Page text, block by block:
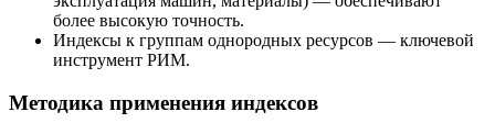
более высокую точность.
Индексы к группам однородных ресурсов — ключевой
инструмент РИМ.
Методика применения индексов